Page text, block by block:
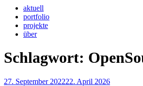
aktuell
portfolio
projekte
über
Schlagwort:
Veröffentlicht
27. September 202222. April 2026